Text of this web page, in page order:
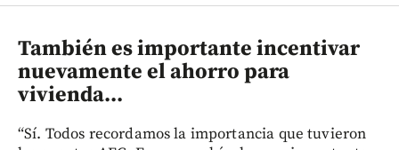
También es importante incentivar
nuevamente el ahorro para
vivienda...
“Sí. Todos recordamos la importancia que tuvieron